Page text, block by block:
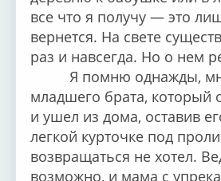
все что я получу — это
вернется. На свете
раз и навсегда. Но о нем
Я помню однажды,
младшего брата, который
и ушел из дома, оставив
легкой курточке под
возвращаться не хотел.
возможно, и мама с